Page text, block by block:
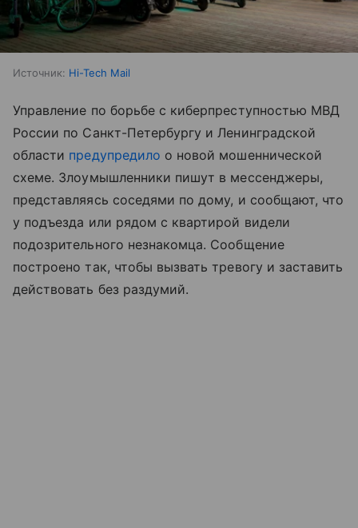
Источник: Hi-Tech Mail
Управление по борьбе с киберпреступностью МВД
России по Санкт-Петербургу и Ленинградской
области предупредило о новой мошеннической
схеме. Злоумышленники пишут в мессенджеры,
представляясь соседями по дому, и сообщают, что
у подъезда или рядом с квартирой видели
подозрительного незнакомца. Сообщение
построено так, чтобы вызвать тревогу и заставить
действовать без раздумий.